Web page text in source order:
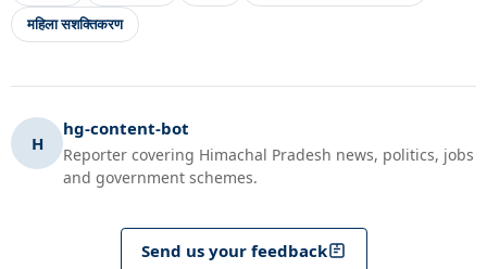
महिला सशक्तिकरण
H
hg-content-bot
Reporter covering Himachal Pradesh news, politics, jobs
and government schemes.
Send us your feedback